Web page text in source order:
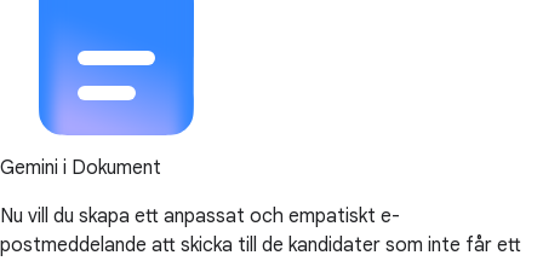
Gemini i Dokument
Nu vill du skapa ett anpassat och empatiskt e-
postmeddelande att skicka till de kandidater som inte får ett